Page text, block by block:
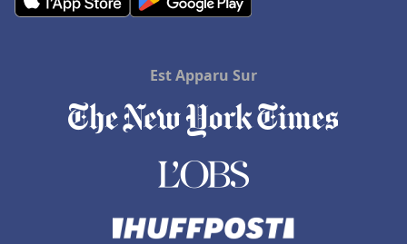
Hôtels en Haute-Normandie
Hôtels à Saint-André-de-Cubzac
Hôtels à Tizzano
Est Apparu Sur